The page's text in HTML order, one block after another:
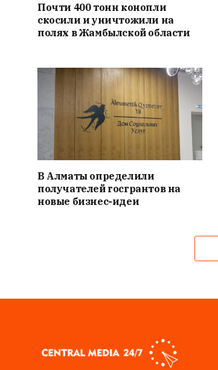
Почти 400 тонн конопли
скосили и уничтожили на
полях в Жамбылской области
В Алматы определили
получателей госгрантов на
новые бизнес-идеи